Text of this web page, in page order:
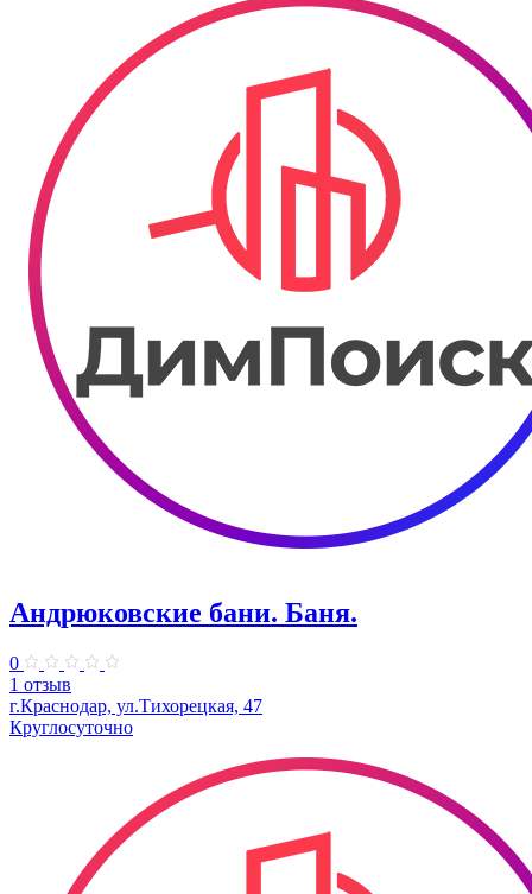
Андрюковские бани. Баня.
0
1 отзыв
г.Краснодар, ул.Тихорецкая, 47
Круглосуточно